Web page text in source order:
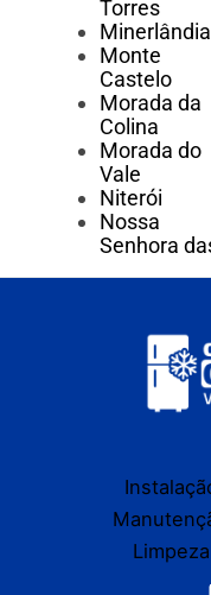
Torres
Minerlândia
Monte
Castelo
Morada da
Colina
Morada do
Vale
Niterói
Nossa
Senhora